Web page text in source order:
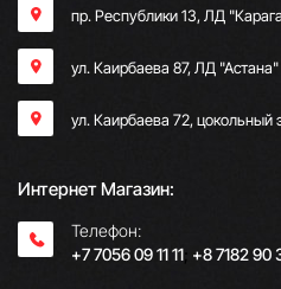
пр. Республики 13, ​ЛД
ул. Каирбаева 87, ЛД "Астана"
ул. Каирбаева 72, цокольный
Интернет Магазин:
Телефон:
+7 7056 09 11 11; +8 7182 90